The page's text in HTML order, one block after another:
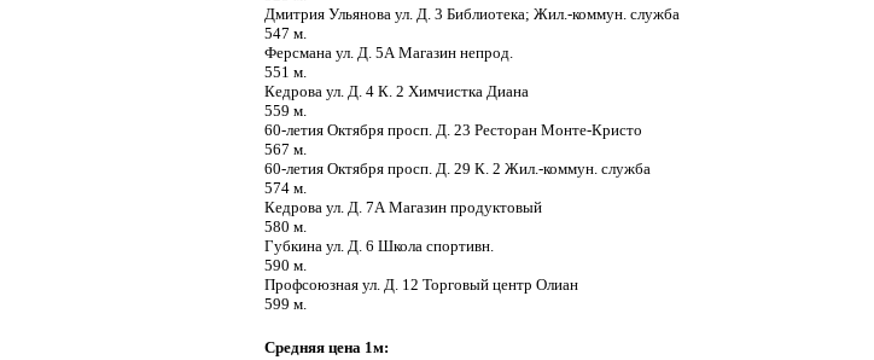
Дмитрия Ульянова ул. Д. 3 Библиотека; Жил.-коммун. служба
547 м.
Ферсмана ул. Д. 5А Магазин непрод.
551 м.
Кедрова ул. Д. 4 К. 2 Химчистка Диана
559 м.
60-летия Октября просп. Д. 23 Ресторан Монте-Кристо
567 м.
60-летия Октября просп. Д. 29 К. 2 Жил.-коммун. служба
574 м.
Кедрова ул. Д. 7А Магазин продуктовый
580 м.
Губкина ул. Д. 6 Школа спортивн.
590 м.
Профсоюзная ул. Д. 12 Торговый центр Олиан
599 м.
Средняя цена 1м: